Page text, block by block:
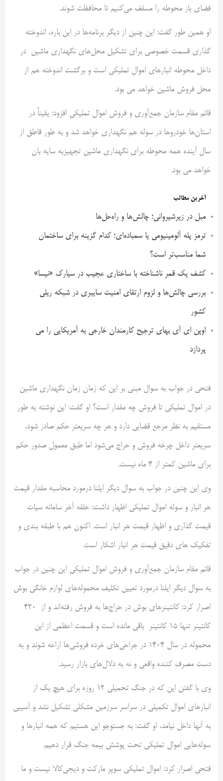
فضای باز محوطه را مسقف می‌کنیم تا محافظت شوند.
او همین طور گفت: این چنین از دیگر برنامه‌ها در این باره، اندوخته
گذاری قسمت خصوصی برای تشکیل محل‌های نگهداری ماشین در
داخل محوطه انبارهای اموال تملیکی است و برگشت اندوخته هم از
محل فروش ماشین خواهد می بود.
قائم مقام سازمان جمع‌آوری و فروش اموال تملیکی افزود: یقیناً در
استان‌ها خودروها در سوله هم نگهداری خواهد شد و به طور قاطق از
سال آینده همه محوطه برای نگهداری ماشین تجهیزبه سایه بان
خواهد می بود.
آخرین مطالب
مبل در زیرشیروانی؛ چالش‌ها و راه‌حل‌ها
ترمز پله آلومینیومی یا سمباده‌ای؛ کدام گزینه برای ساختمان
شما مناسب‌تر است؟
کشف یک قمر ناشناخته با ساختاری عجیب در سیارک «نیسا»
بررسی چالش‌ها و لزوم ارتقای امنیت سایبری در شبکه ریلی
کشور
اوپن ای آی بهای ترجیح کارمندان خارجی به آمریکایی را می
پردازد
فتحی در جواب به سوال مبنی بر این که زمان زمان نگهداری ماشین
در اموال تملیکی تا فروش چه مقدار است؟ او گفت: این نوشته به طور
مستقیم به نظر مرجع قضایی دارد و هر چه سریعتر حکم صادر شود،
سریعتر داخل چرخه فروش و حراج می‌شود اما طبق معمول صدور حکم
برای ماشین کمتر از ۴ ماه نیست.
وی این چنین در جواب به سوال دیگر ایلنا درمورد محاسبه مقدار قیمت
هر انبار و سوله اموال تملیکی اظهار داشت: حلقه آخر سامانه سیات
قیمت گذاری و اظهار قیمت هر انبار است. اکنون هم با طبقه بندی و
تفکیک های دقیق قیمت هر انبار اشکار است.
قائم مقام سازمان جمع‌آوری و فروش اموال تملیکی این چنین در جواب
به سوال دیگر ایلنا درمورد تعیین تکلیف محموله‌های لوازم خانگی بوش
اصرار کرد: کانتینرهای بوش در حراج‌ها به فروش رفته‌اند و از ۴٢٠
کانتینر تنها ١۵ کانتینر باقی مانده است و قسمت اعظمی از این
محموله در سال ١۴٠۴ در جراحی‌های خرده فروشی‌ها اراعه شوند و به
دست مصرف کننده واقعی و نه به دلال‌های بازار رسید.
وی با گفتن این که در جنگ تحمیلی ١٢ روزه برای هیچ یک از
انبارهای اموال تکمیلی در سراسر سرزمین مشکلی تشکیل نشد و آسیبی
به آنها داخل نیامد، او گفت: به جستوجو این هستیم که همه انبارها و
سوله‌هایی اموال تملیکی تحت پوشش بیمه جنگ قرار دهیم.
فتحی اصرار کرد: اموال تملیکی سوپر مارکت و دیجی‌کالا نیست و ما